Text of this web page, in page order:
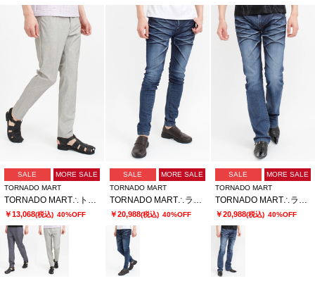
SALE
MORE SALE
TORNADO MART
￥13,068(税込) 40%OFF
SALE
MORE SALE
TORNADO MART
￥20,988(税込) 40%OFF
SALE
MORE SALE
TORNADO MART
￥20,988(税込) 40%OFF